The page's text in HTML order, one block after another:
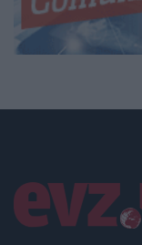
Linkuri utile